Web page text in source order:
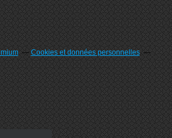
Cookies et données personnelles